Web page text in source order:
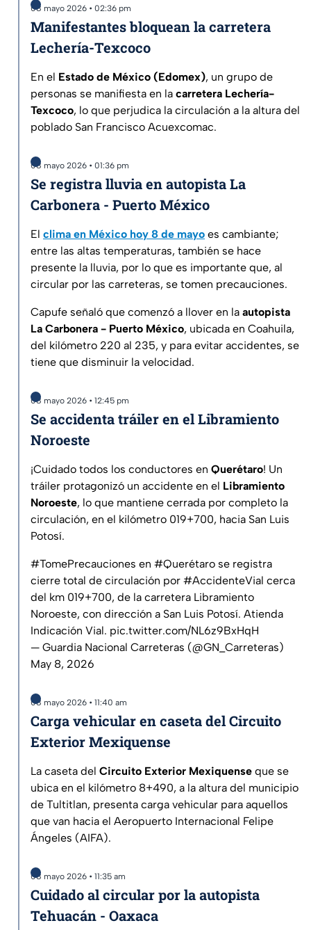
08 mayo 2026 • 02:36 pm
Manifestantes bloquean la carretera
Lechería-Texcoco
En el Estado de México (Edomex), un grupo de
personas se manifiesta en la carretera Lechería-
Texcoco, lo que perjudica la circulación a la altura del
poblado San Francisco Acuexcomac.
08 mayo 2026 • 01:36 pm
Se registra lluvia en autopista La
Carbonera - Puerto México
El clima en México hoy 8 de mayo es cambiante;
entre las altas temperaturas, también se hace
presente la lluvia, por lo que es importante que, al
circular por las carreteras, se tomen precauciones.
Capufe señaló que comenzó a llover en la autopista
La Carbonera - Puerto México, ubicada en Coahuila,
del kilómetro 220 al 235, y para evitar accidentes, se
tiene que disminuir la velocidad.
08 mayo 2026 • 12:45 pm
Se accidenta tráiler en el Libramiento
Noroeste
¡Cuidado todos los conductores en Querétaro! Un
tráiler protagonizó un accidente en el Libramiento
Noroeste, lo que mantiene cerrada por completo la
circulación, en el kilómetro 019+700, hacia San Luis
Potosí.
#TomePrecauciones en #Querétaro se registra
cierre total de circulación por #AccidenteVial cerca
del km 019+700, de la carretera Libramiento
Noroeste, con dirección a San Luis Potosí. Atienda
Indicación Vial. pic.twitter.com/NL6z9BxHqH
— Guardia Nacional Carreteras (@GN_Carreteras)
May 8, 2026
08 mayo 2026 • 11:40 am
Carga vehicular en caseta del Circuito
Exterior Mexiquense
La caseta del Circuito Exterior Mexiquense que se
ubica en el kilómetro 8+490, a la altura del municipio
de Tultitlan, presenta carga vehicular para aquellos
que van hacia el Aeropuerto Internacional Felipe
Ángeles (AIFA).
08 mayo 2026 • 11:35 am
Cuidado al circular por la autopista
Tehuacán - Oaxaca